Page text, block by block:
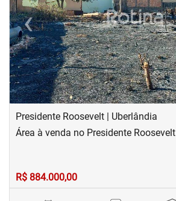
‹Previous
Presidente Roosevelt | Uberlândia
Área à venda no Presidente Roosevelt
R$ 884.000,00